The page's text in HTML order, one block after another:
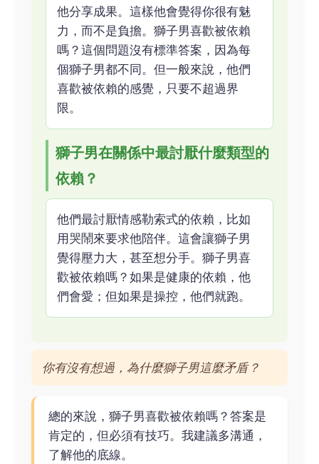
他分享成果。這樣他會覺得你很有魅
力，而不是負擔。獅子男喜歡被依賴
嗎？這個問題沒有標準答案，因為每
個獅子男都不同。但一般來說，他們
喜歡被依賴的感覺，只要不超過界
限。
獅子男在關係中最討厭什麼類型的
依賴？
他們最討厭情感勒索式的依賴，比如
用哭鬧來要求他陪伴。這會讓獅子男
覺得壓力大，甚至想分手。獅子男喜
歡被依賴嗎？如果是健康的依賴，他
們會愛；但如果是操控，他們就跑。
你有沒有想過，為什麼獅子男這麼矛盾？
總的來說，獅子男喜歡被依賴嗎？答案是
肯定的，但必須有技巧。我建議多溝通，
了解他的底線。